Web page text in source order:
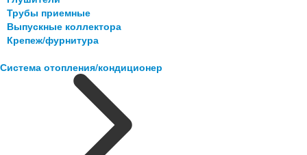
Трубы приемные
Выпускные коллектора
Крепеж/фурнитура
Система отопления/кондиционер